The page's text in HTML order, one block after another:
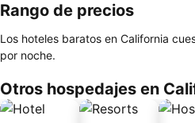
Rango de precios
Los hoteles baratos en California
por noche.
Otros hospedajes en